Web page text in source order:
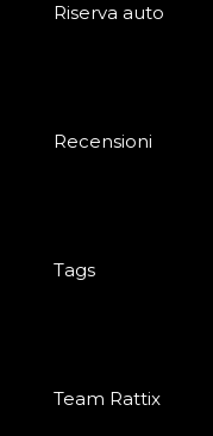
Riserva auto
Recensioni
Tags
Team Rattix